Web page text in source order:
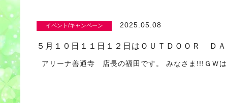
イベント/キャンペーン 2025.05.08
５月１０日１１日１２日はＯＵＴＤＯＯＲ Ｄ
アリーナ善通寺 店長の福田です。 みなさま!!!ＧＷ